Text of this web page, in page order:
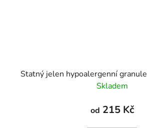
Statný jelen hypoalergenní
Skladem
od 215 Kč